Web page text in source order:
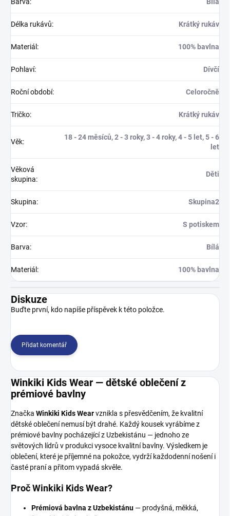
Délka rukávů: Krátký rukáv
Materiál : 100% bavlna
Pohlaví: Dívčí
Roční období: Celoročně
Tričko: Krátký rukáv
Věk:
18 - 24 měsíců, 2 - 3 roky, 3 - 4 roky, 4 - 5 let, 5 - 6
let
Věková
skupina:
Děti
Skupina: Skupina2
Vzor: S potiskem
Barva: Bílá
Materiál : 100% bavlna
Diskuze
Buďte první, kdo napíše příspěvek k této položce.
Přidat komentář
Winkiki Kids Wear — dětské oblečení z
prémiové bavlny
Značka Winkiki Kids Wearvznikla s přesvědčením, že kvalitní
dětské oblečení nemusí být drahé. Každý kousek vyrábíme z
prémiové bavlny pocházející z Uzbekistánu — jednoho ze
světových lídrů v produkci vysoce kvalitní bavlny. Výsledkem je
oblečení, které je příjemné na pokožce, vydrží každodenní nošení i
časté praní a přitom vypadá skvěle.
Proč Winkiki Kids Wear?
Prémiová bavlna z Uzbekistánu — prodyšná, měkká,